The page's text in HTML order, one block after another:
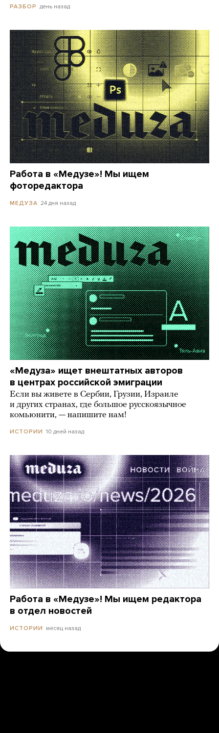
РАЗБОР день назад
Работа в «Медузе»! Мы ищем
фоторедактора
МЕДУЗА 24 дня назад
«Медуза» ищет внештатных авторов
в центрах российской эмиграции
Если вы живете в Сербии, Грузии, Израиле
и других странах, где большое русскоязычное
комьюнити, — напишите нам!
ИСТОРИИ 10 дней назад
Работа в «Медузе»! Мы ищем редактора
в отдел новостей
ИСТОРИИ месяц назад